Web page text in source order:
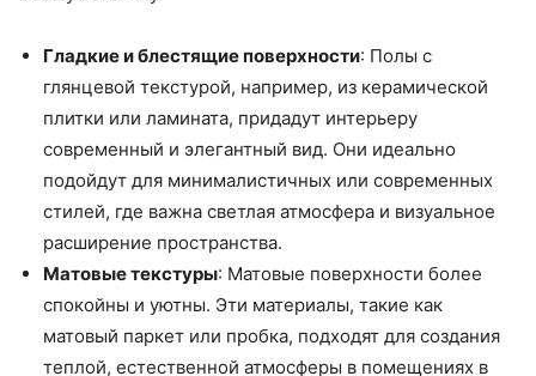
Гладкие и блестящие поверхности: Полы с
глянцевой текстурой, например, из керамической
плитки или ламината, придадут интерьеру
современный и элегантный вид. Они идеально
подойдут для минималистичных или современных
стилей, где важна светлая атмосфера и визуальное
расширение пространства.
Матовые текстуры: Матовые поверхности более
спокойны и уютны. Эти материалы, такие как
матовый паркет или пробка, подходят для создания
теплой, естественной атмосферы в помещениях в